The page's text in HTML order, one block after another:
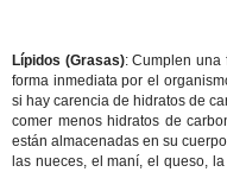
Lípidos (Grasas): Cumplen una
forma inmediata por el
si hay carencia de hidratos de
comer menos hidratos de
están almacenadas en su
las nueces, el maní, el queso,